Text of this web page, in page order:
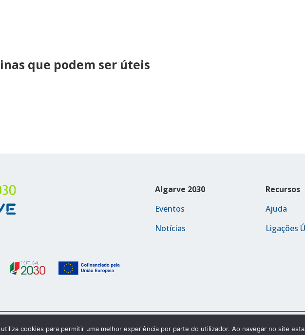
que podem ser úteis
Algarve 2030
Eventos
Notícias
Recursos
Ajuda
Ligações
Política de Acessibilidade
cookies para permitir uma melhor experiência por parte do utilizador. Ao navegar no site